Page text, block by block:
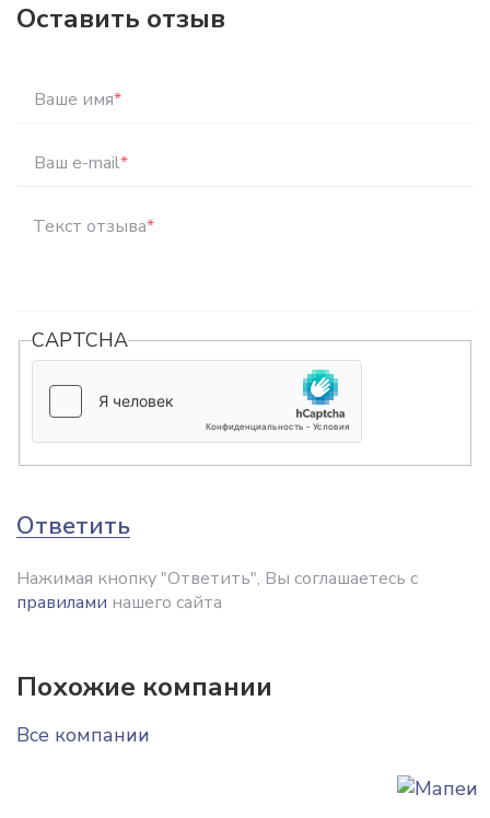
Оставить отзыв
Ваше имя*
Ваш e-mail*
Текст отзыва*
CAPTCHA
Ответить
Нажимая кнопку "Ответить", Вы соглашаетесь с
правилами нашего сайта
Похожие компании
Все компании